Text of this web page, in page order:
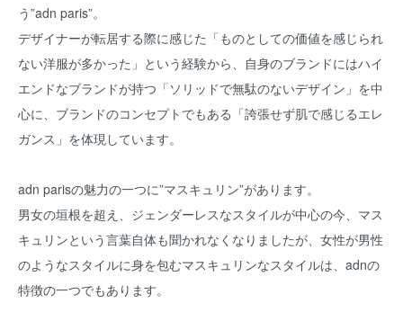
う”adn paris”。
デザイナーが転居する際に感じた「ものとしての価値を感じられ
ない洋服が多かった」という経験から、自身のブランドにはハイ
エンドなブランドが持つ「ソリッドで無駄のないデザイン」を中
心に、ブランドのコンセプトでもある「誇張せず肌で感じるエレ
ガンス」を体現しています。
adn parisの魅力の一つに”マスキュリン”があります。
男女の垣根を超え、ジェンダーレスなスタイルが中心の今、マス
キュリンという言葉自体も聞かれなくなりましたが、女性が男性
のようなスタイルに身を包むマスキュリンなスタイルは、adnの
特徴の一つでもあります。